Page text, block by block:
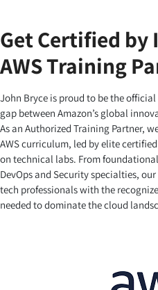
Get Certified by
AWS Training
John Bryce is proud to be the
gap between Amazon’s global
As an Authorized Training Partner,
AWS curriculum, led by elite
on technical labs. From
DevOps and Security specialties,
tech professionals with the
needed to dominate the cloud